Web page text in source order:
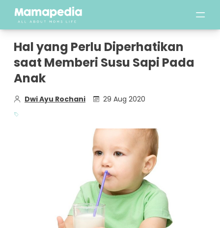
Hal yang Perlu Diperhatikan
saat Memberi Susu Sapi Pada
Anak
Dwi Ayu Rochani 29 Aug 2020